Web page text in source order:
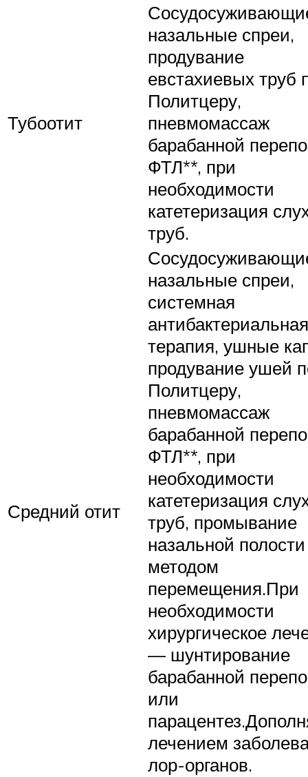
Тубоотит
назальные спреи,
продувание
евстахиевых труб
Политцеру,
пневмомассаж
барабанной
ФТЛ**, при
необходимости
катетеризация
труб.
Средний отит
назальные спреи,
системная
антибактериальная
терапия, ушные
продувание ушей
Политцеру,
пневмомассаж
барабанной
ФТЛ**, при
необходимости
катетеризация
труб, промывание
назальной полости
методом
перемещения.При
необходимости
хирургическое
— шунтирование
барабанной
или
лечением
лор-органов.